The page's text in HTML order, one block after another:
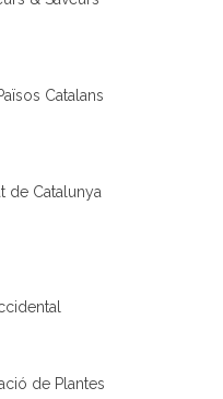
Catalans
de Catalunya
de Plantes